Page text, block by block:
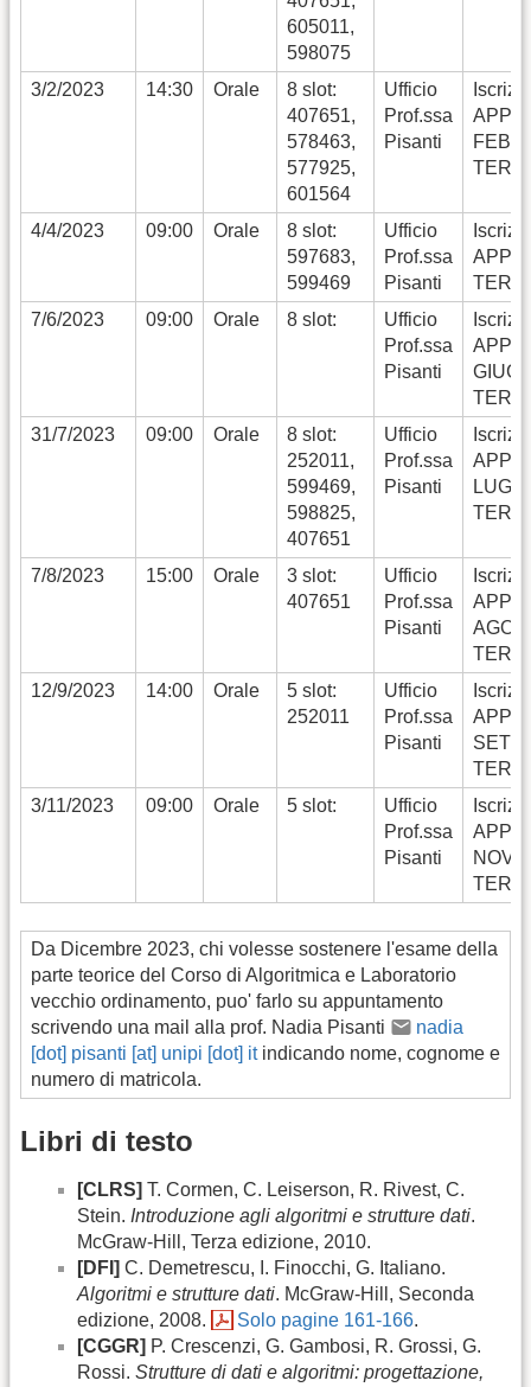
605011,
598075
3/2/2023 14:30 Orale
8 slot:
407651,
578463,
577925,
601564
Ufficio
Prof.ssa
Pisanti
4/4/2023 09:00 Orale
8 slot:
597683,
599469
Ufficio
Prof.ssa
Pisanti
7/6/2023
09:00 Orale 8 slot:
Ufficio
Prof.ssa
Pisanti
31/7/2023
09:00 Orale
8 slot:
252011,
599469,
598825,
407651
Ufficio
Prof.ssa
Pisanti
7/8/2023 15:00 Orale
3 slot:
407651
Ufficio
Prof.ssa
Pisanti
12/9/2023
14:00 Orale
5 slot:
252011
Ufficio
Prof.ssa
Pisanti
3/11/2023
09:00 Orale 5 slot:
Ufficio
Prof.ssa
Pisanti
Da Dicembre 2023, chi volesse sostenere l'esame della
parte teorice del Corso di Algoritmica e Laboratorio
vecchio ordinamento, puo' farlo su appuntamento
scrivendo una mail alla prof. Nadia Pisanti
nadia
[dot] pisanti [at] unipi [dot] itindicando nome, cognome e
numero di matricola.
Libri di testo
[CLRS] T. Cormen, C. Leiserson, R. Rivest, C.
Stein. Introduzione agli algoritmi e strutture dati.
McGraw-Hill, Terza edizione, 2010.
[DFI] C. Demetrescu, I. Finocchi, G. Italiano.
Algoritmi e strutture dati. McGraw-Hill, Seconda
edizione, 2008.
Solo pagine 161-166.
[CGGR] P. Crescenzi, G. Gambosi, R. Grossi, G.
Rossi. Strutture di dati e algoritmi: progettazione,